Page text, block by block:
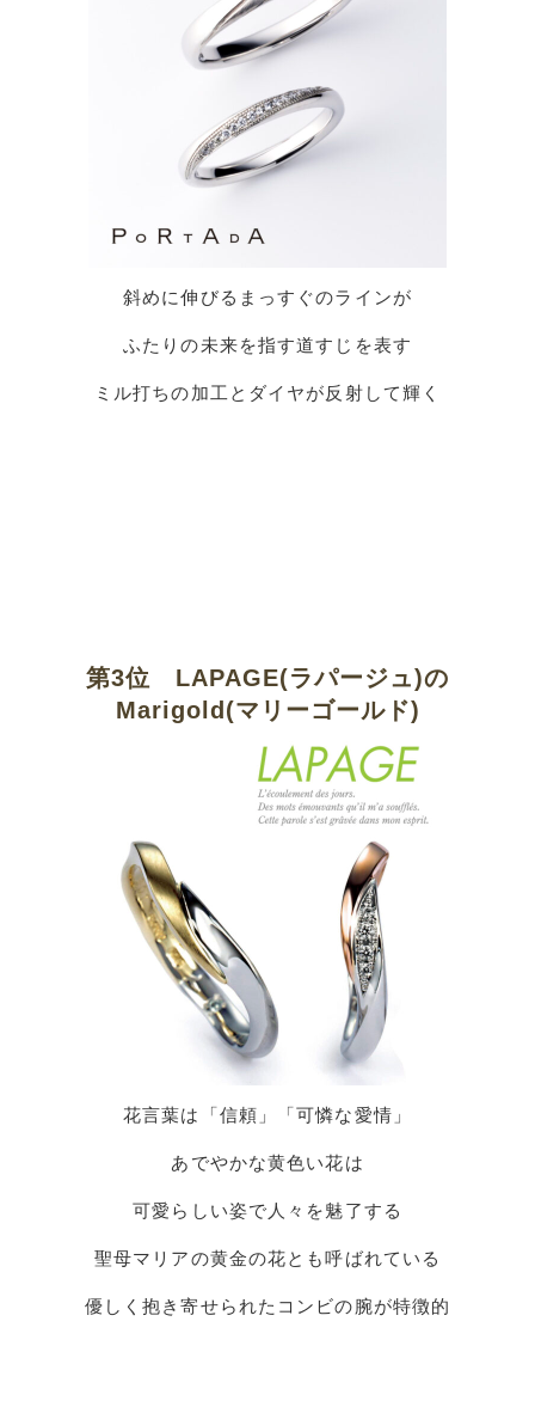
斜めに伸びるまっすぐのラインが
ふたりの未来を指す道すじを表す
ミル打ちの加工とダイヤが反射して輝く
第3位 LAPAGE(ラパージュ)の
Marigold(マリーゴールド)
花言葉は「信頼」「可憐な愛情」
あでやかな黄色い花は
可愛らしい姿で人々を魅了する
聖母マリアの黄金の花とも呼ばれている
優しく抱き寄せられたコンビの腕が特徴的